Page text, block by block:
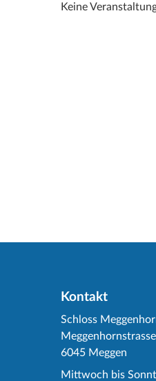
Keine
Kontakt
Schloss
Meggenhornstrasse
6045 Meggen
Mittwoch bis